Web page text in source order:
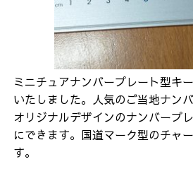
ミニチュアナンバープレート型キ
いたしました。人気のご当地ナン
オリジナルデザインのナンバープ
にできます。国道マーク型のチャ
す。